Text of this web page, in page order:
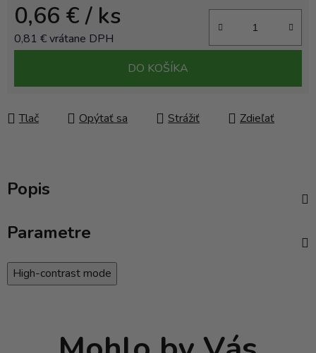
0,66 €/ ks
0,81 € vrátane DPH
DO KOŠÍKA
Tlač Opýtať sa Strážiť Zdieľať
Popis
Parametre
High-contrast mode